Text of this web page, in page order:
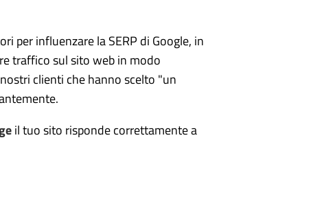
per influenzare la SERP di Google, in
traffico sul sito web in modo
clienti che hanno scelto "un
il tuo sito risponde correttamente a